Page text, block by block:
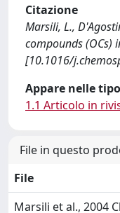
Citazione
Marsili, L.,
compounds (OCs)
[10.1016/
Appare nelle
1.1 Articolo in
File in questo
File
Marsili et al., 2004